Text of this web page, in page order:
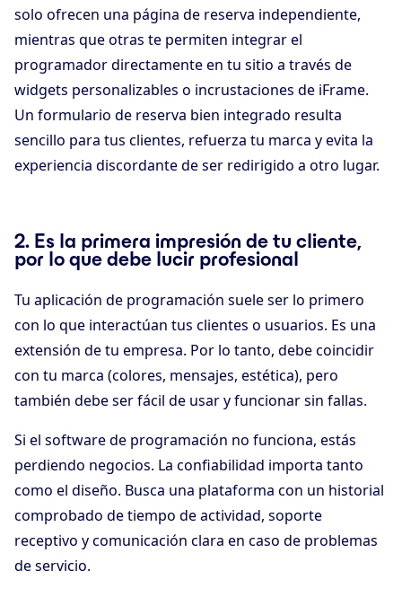
solo ofrecen una página de reserva independiente,
mientras que otras te permiten integrar el
programador directamente en tu sitio a través de
widgets personalizables o incrustaciones de iFrame.
Un formulario de reserva bien integrado resulta
sencillo para tus clientes, refuerza tu marca y evita la
experiencia discordante de ser redirigido a otro lugar.
2. Es la primera impresión de tu cliente,
por lo que debe lucir profesional
Tu aplicación de programación suele ser lo primero
con lo que interactúan tus clientes o usuarios. Es una
extensión de tu empresa. Por lo tanto, debe coincidir
con tu marca (colores, mensajes, estética), pero
también debe ser fácil de usar y funcionar sin fallas.
Si el software de programación no funciona, estás
perdiendo negocios. La confiabilidad importa tanto
como el diseño. Busca una plataforma con un historial
comprobado de tiempo de actividad, soporte
receptivo y comunicación clara en caso de problemas
de servicio.